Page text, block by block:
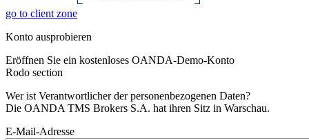
go to client zone
Konto ausprobieren
Eröffnen Sie ein kostenloses OANDA-Demo-Konto
Rodo section
Wer ist Verantwortlicher der personenbezogenen Daten?
Die OANDA TMS Brokers S.A. hat ihren Sitz in Warschau.
E-Mail-Adresse